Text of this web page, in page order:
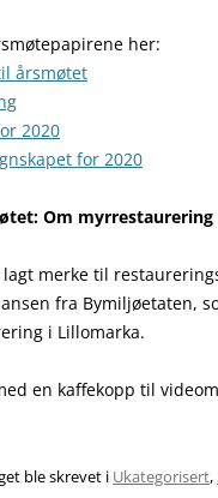
her:
årsmøtet
2020
for 2020
Om
merke til
fra Bymiljøetaten,
i Lillomarka.
en kaffekopp til
ble skrevet i Ukategorisert,